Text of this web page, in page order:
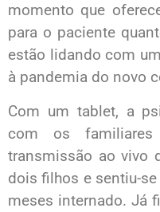
momento que
para o paciente
estão lidando com
à pandemia do novo
Com um tablet, a
com os
transmissão ao vivo
dois filhos e sentiu-
meses internado. Já